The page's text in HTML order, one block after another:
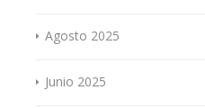
Agosto 2025
Junio 2025